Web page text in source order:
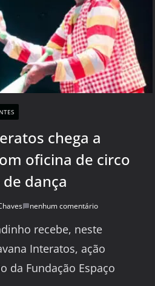
chega a
oficina de circo
dança
nenhum comentário
recebe, neste
Interatos, ação
da Fundação Espaço